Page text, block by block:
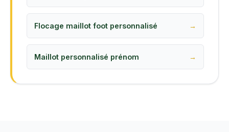
Flocage maillot foot personnalisé
Maillot personnalisé prénom